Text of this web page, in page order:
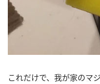
これだけで、我が家のマ